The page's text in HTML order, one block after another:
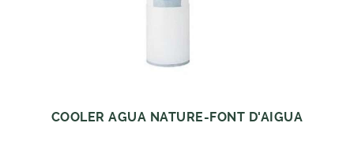
COOLER AGUA NATURE-FONT D'AIGUA